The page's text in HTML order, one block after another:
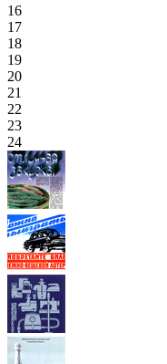
16
17
18
19
20
21
22
23
24